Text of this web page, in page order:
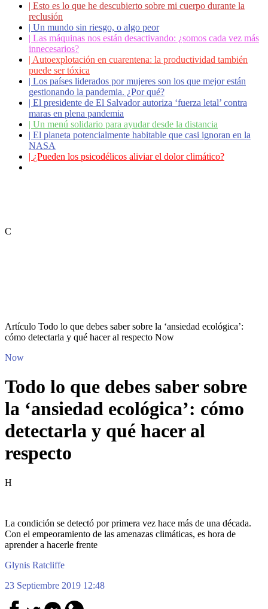
| Esto es lo que he descubierto sobre mi cuerpo durante la
reclusión
| Un mundo sin riesgo, o algo peor
| Las máquinas nos están desactivando: ¿somos cada vez más
innecesarios?
| Autoexplotación en cuarentena: la productividad también
puede ser tóxica
| Los países liderados por mujeres son los que mejor están
gestionando la pandemia. ¿Por qué?
| El presidente de El Salvador autoriza ‘fuerza letal’ contra
maras en plena pandemia
| Un menú solidario para ayudar desde la distancia
| El planeta potencialmente habitable que casi ignoran en la
NASA
| ¿Pueden los psicodélicos aliviar el dolor climático?
C
Artículo Todo lo que debes saber sobre la ‘ansiedad ecológica’:
cómo detectarla y qué hacer al respecto Now
Now
Todo lo que debes saber sobre
la ‘ansiedad ecológica’: cómo
detectarla y qué hacer al
respecto
H
La condición se detectó por primera vez hace más de una década.
Con el empeoramiento de las amenazas climáticas, es hora de
aprender a hacerle frente
Glynis Ratcliffe
23 Septiembre 2019 12:48